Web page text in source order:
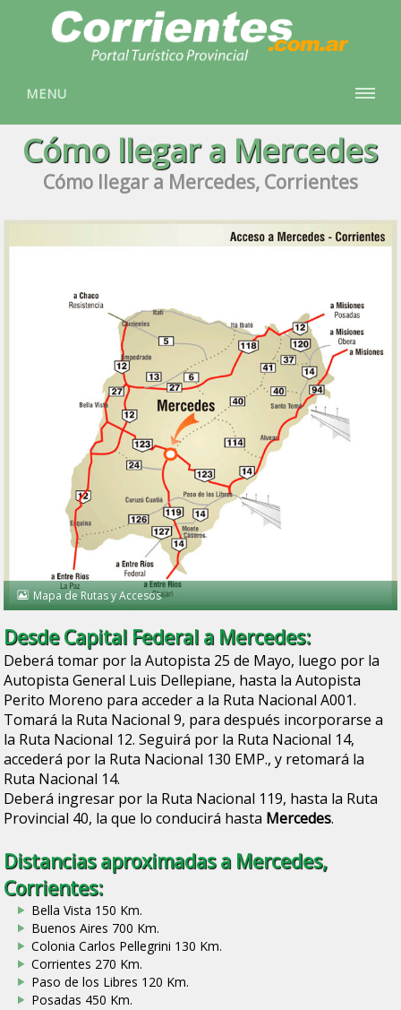
MENU
Cómo llegar a Mercedes
Cómo llegar a Mercedes, Corrientes
Mapa de Rutas y Accesos
Desde Capital Federal a Mercedes:
Deberá tomar por la Autopista 25 de Mayo, luego por la
Autopista General Luis Dellepiane, hasta la Autopista
Perito Moreno para acceder a la Ruta Nacional A001.
Tomará la Ruta Nacional 9, para después incorporarse a
la Ruta Nacional 12. Seguirá por la Ruta Nacional 14,
accederá por la Ruta Nacional 130 EMP., y retomará la
Ruta Nacional 14.
Deberá ingresar por la Ruta Nacional 119, hasta la Ruta
Provincial 40, la que lo conducirá hasta Mercedes.
Distancias aproximadas a Mercedes,
Corrientes:
Bella Vista 150 Km.
Buenos Aires 700 Km.
Colonia Carlos Pellegrini 130 Km.
Corrientes 270 Km.
Paso de los Libres 120 Km.
Posadas 450 Km.